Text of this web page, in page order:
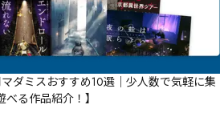
マダミスおすすめ10選｜少人数で気軽に集
る作品紹介！】